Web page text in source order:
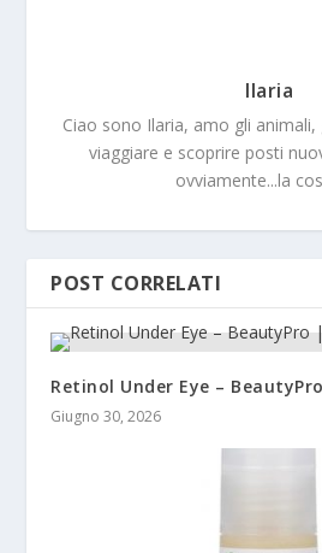
Ilaria
Ciao sono Ilaria, amo gli
viaggiare e scoprire posti
ovviamente...la
POST CORRELATI
Retinol Under Eye –
Giugno 30, 2026